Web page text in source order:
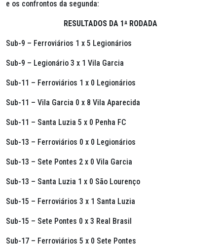
e os confrontos da segunda:
RESULTADOS DA 1ª RODADA
Sub-9 – Ferroviários 1 x 5 Legionários
Sub-9 – Legionário 3 x 1 Vila Garcia
Sub-11 – Ferroviários 1 x 0 Legionários
Sub-11 – Vila Garcia 0 x 8 Vila Aparecida
Sub-11 – Santa Luzia 5 x 0 Penha FC
Sub-13 – Ferroviários 0 x 0 Legionários
Sub-13 – Sete Pontes 2 x 0 Vila Garcia
Sub-13 – Santa Luzia 1 x 0 São Lourenço
Sub-15 – Ferroviários 3 x 1 Santa Luzia
Sub-15 – Sete Pontes 0 x 3 Real Brasil
Sub-17 – Ferroviários 5 x 0 Sete Pontes